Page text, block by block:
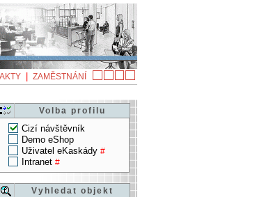
ZAMĚSTNÁNÍ
Volba profilu
Cizí návštěvník
Demo eShop
Uživatel eKaskády #
Intranet #
Vyhledat objekt